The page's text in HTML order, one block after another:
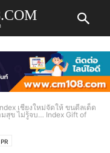
เชียงใหม่จัดให้ ขนดีลเด็ด
สุข ไม่รู้จบ… Index Gift of